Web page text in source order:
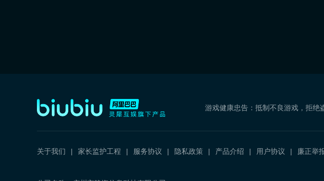
游戏健康忠告：抵制不良游戏，拒绝
关于我们 家长监护工程 服务协议 隐私政策 产品介绍 用户协议 廉正举